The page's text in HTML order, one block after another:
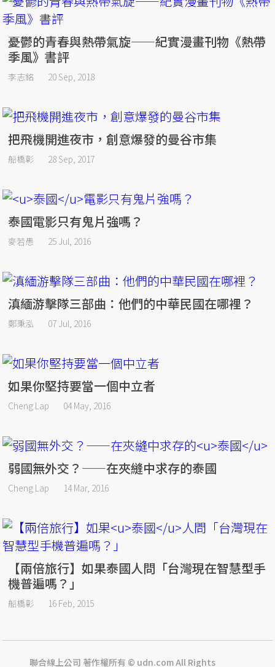
憂鬱的青春與熱帶氣旋——紀實漫畫刊物《熱帶
季風》書評
李志銘 20 Sep, 2018
把飛機開進夜市，創意爆發的曼谷市集
船橋彰 28 Sep, 2017
泰國電影只有鬼片強嗎？
麥若愚 25 Jul, 2016
滇緬游擊隊三部曲：他們的中華民國在哪裡？
鄭秉泓 07 Jul, 2016
如果你堅持要當一個中立者
Cheng Lap 04 May, 2016
弱國無外交？——在夾縫中求存的泰國
Cheng Lap 14 Mar, 2016
【兩倍旅行】如果泰國人問「台灣現在智慧型手
機普遍嗎？」
船橋彰 16 Feb, 2015
聯合線上公司 著作權所有 © udn.com All Rights